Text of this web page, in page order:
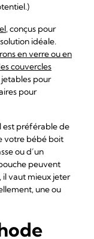
, conçus pour
idéale.
en verre ou en
couvercles
jetables pour
pour
est préférable de
votre bébé boit
ou d’un
peuvent
il vaut mieux jeter
une ou